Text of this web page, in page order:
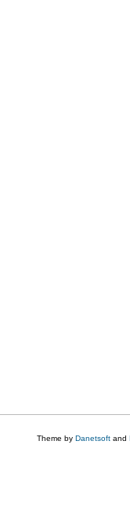
Theme by Danetsoft and